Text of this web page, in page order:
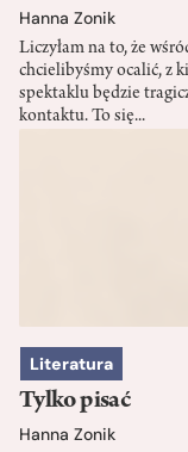
Hanna Zonik
Liczyłam na to, że
chcielibyśmy ocalić, z
spektaklu będzie
kontaktu. To się...
Literatura
Tylko pisać
Hanna Zonik